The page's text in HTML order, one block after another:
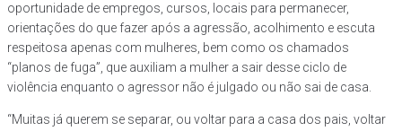
oportunidade de empregos, cursos, locais para permanecer,
orientações do que fazer após a agressão, acolhimento e escuta
respeitosa apenas com mulheres, bem como os chamados
“planos de fuga”, que auxiliam a mulher a sair desse ciclo de
violência enquanto o agressor não é julgado ou não sai de casa.
“Muitas já querem se separar, ou voltar para a casa dos pais, voltar